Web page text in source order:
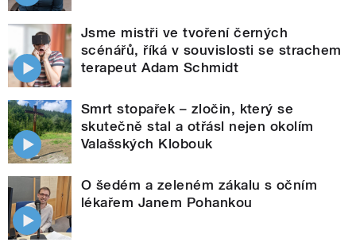
Jsme mistři ve tvoření černých
scénářů, říká v souvislosti se strachem
terapeut Adam Schmidt
Smrt stopařek – zločin, který se
skutečně stal a otřásl nejen okolím
Valašských Klobouk
O šedém a zeleném zákalu s očním
lékařem Janem Pohankou